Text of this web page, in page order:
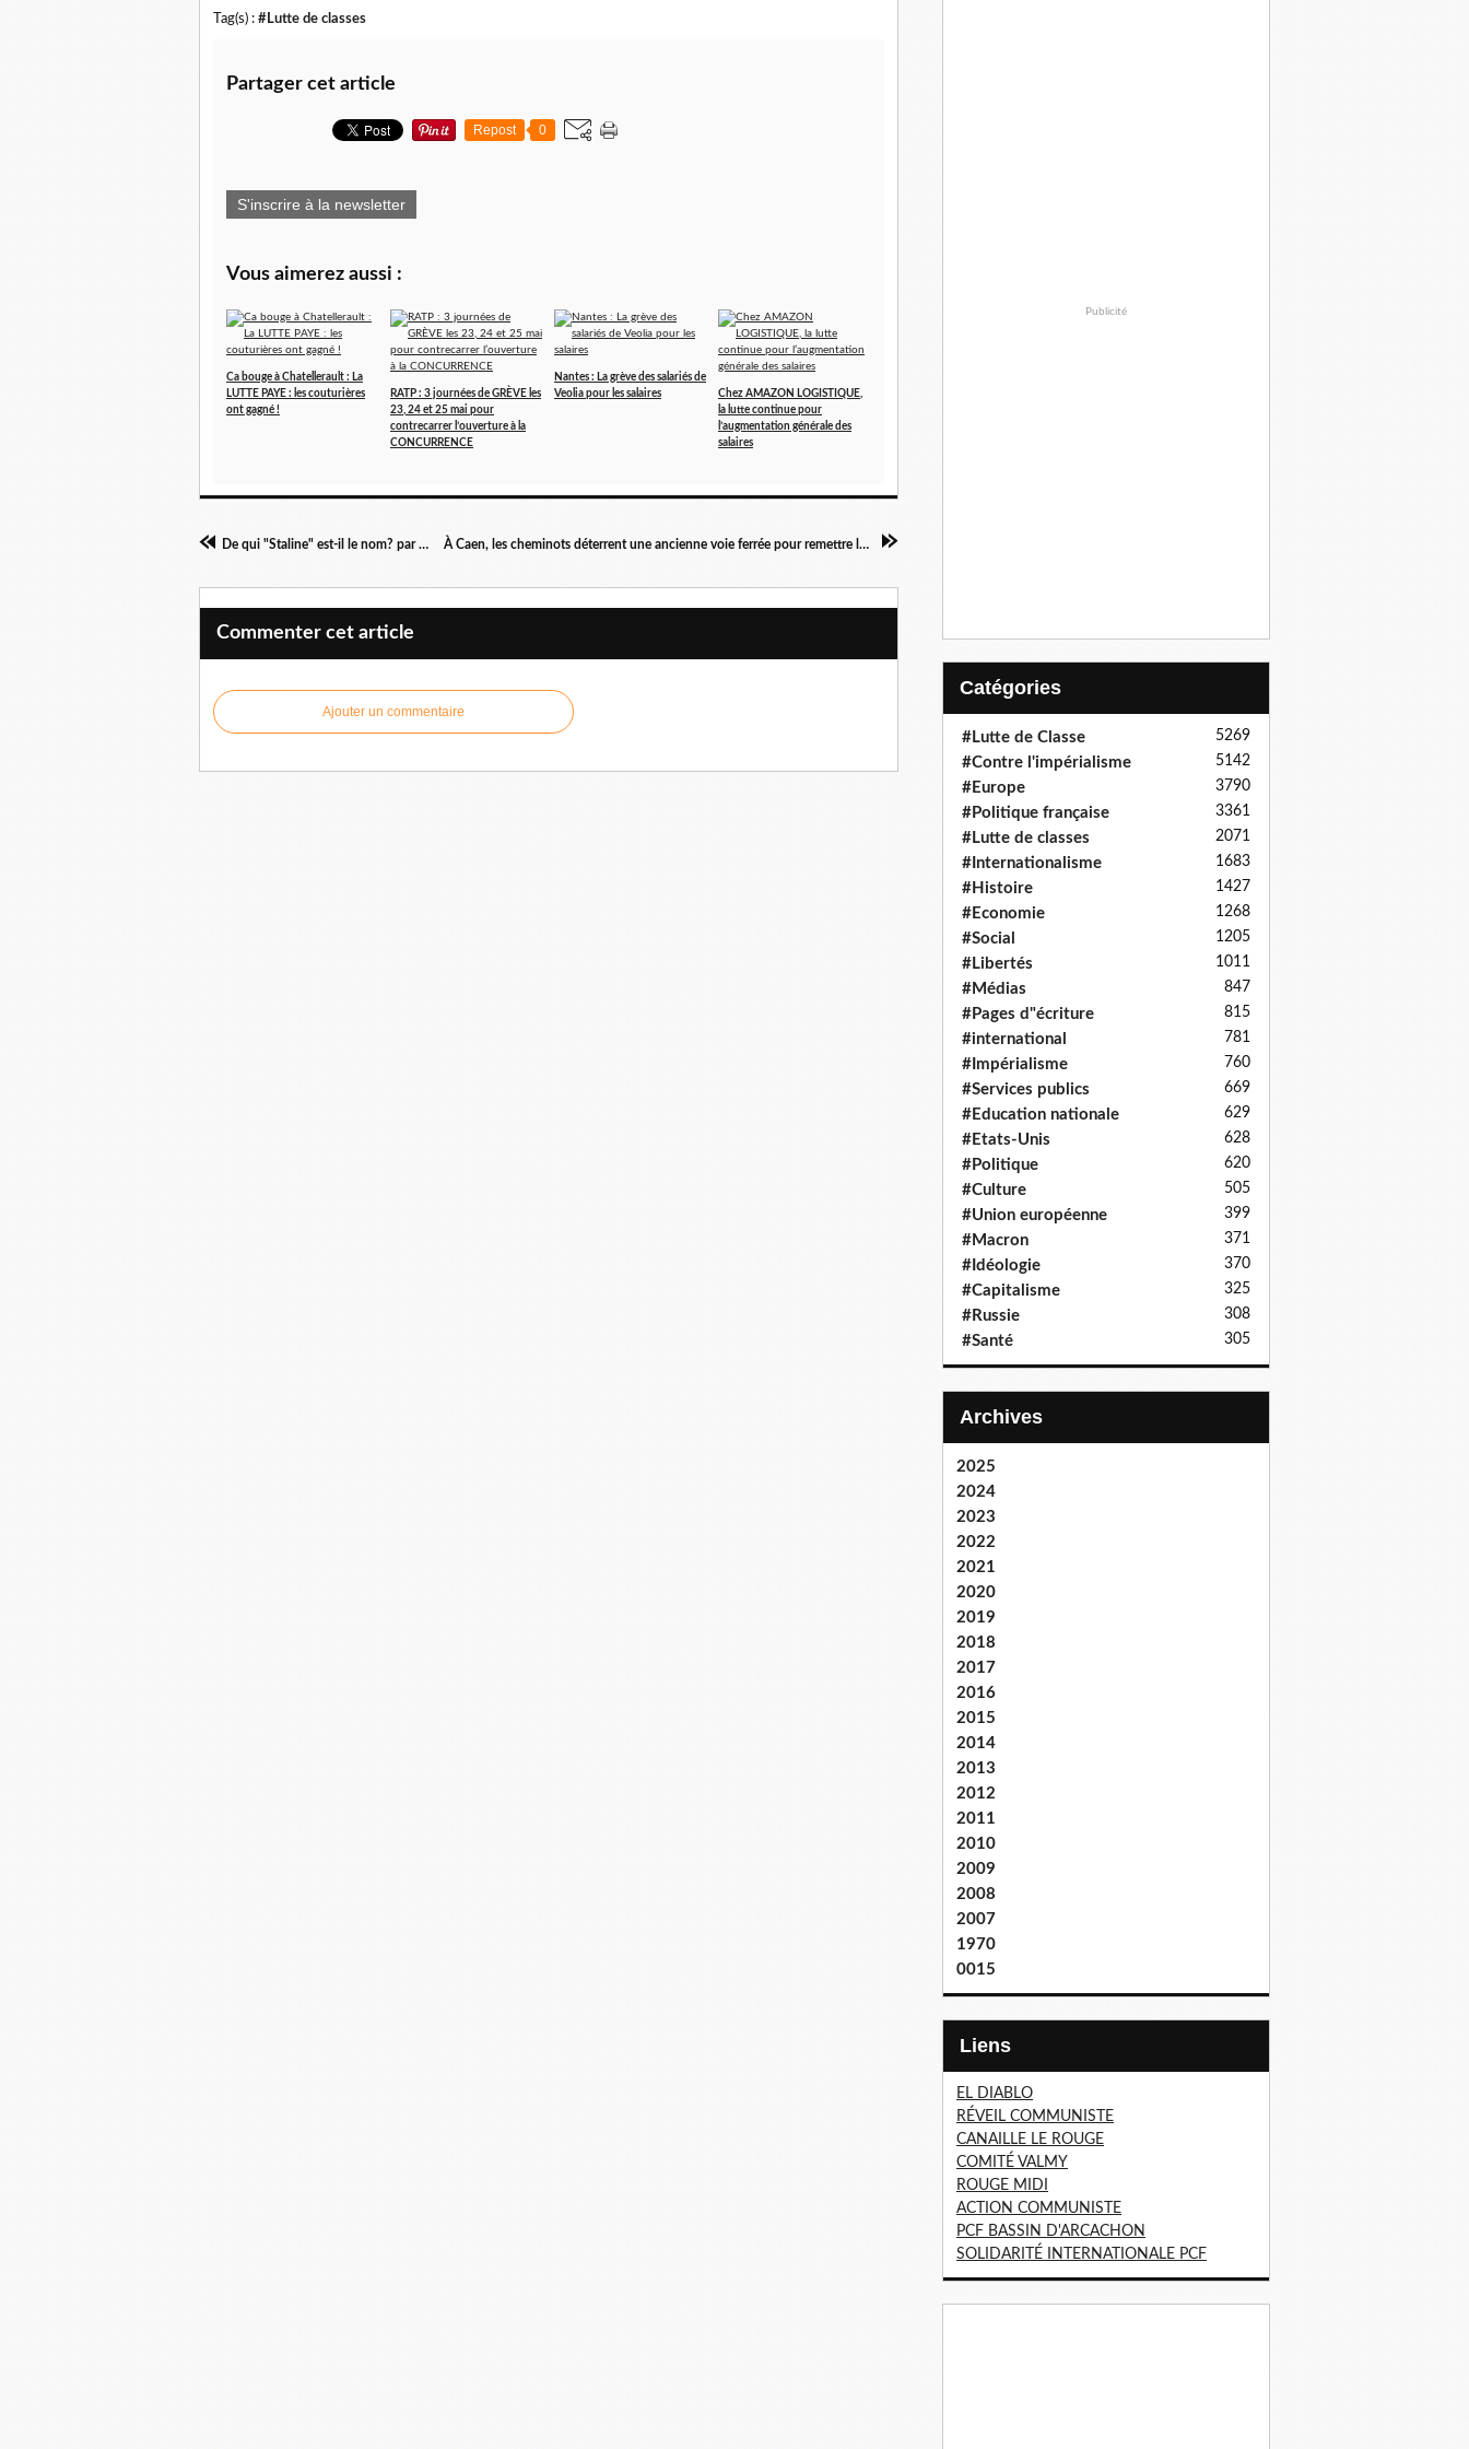
Tag(s) : #Lutte de classes
Partager cet article
Repost 0
S'inscrire à la newsletter
Vous aimerez aussi :
Ca bouge à Chatellerault : La
LUTTE PAYE : les couturières
ont gagné !
RATP : 3 journées de GRÈVE les
23, 24 et 25 mai pour
contrecarrer l’ouverture à la
CONCURRENCE
Nantes : La grève des salariés de
Veolia pour les salaires
Chez AMAZON LOGISTIQUE,
la lutte continue pour
l’augmentation générale des
salaires
De qui "Staline" est-il le nom? par Gilles Questiaux À Caen, les cheminots déterrent une ancienne voie ferrée pour remettre le train sur le devant de la scène
Commenter cet article
Ajouter un commentaire
Publicité
Catégories
#Lutte de Classe 5269
#Contre l'impérialisme 5142
#Europe 3790
#Politique française 3361
#Lutte de classes 2071
#Internationalisme 1683
#Histoire 1427
#Economie 1268
#Social 1205
#Libertés 1011
#Médias 847
#Pages d"écriture 815
#international 781
#Impérialisme 760
#Services publics 669
#Education nationale 629
#Etats-Unis 628
#Politique 620
#Culture 505
#Union européenne 399
#Macron 371
#Idéologie 370
#Capitalisme 325
#Russie 308
#Santé 305
Archives
2025
2024
2023
2022
2021
2020
2019
2018
2017
2016
2015
2014
2013
2012
2011
2010
2009
2008
2007
1970
0015
Liens
EL DIABLO
RÉVEIL COMMUNISTE
CANAILLE LE ROUGE
COMITÉ VALMY
ROUGE MIDI
ACTION COMMUNISTE
PCF BASSIN D'ARCACHON
SOLIDARITÉ INTERNATIONALE PCF